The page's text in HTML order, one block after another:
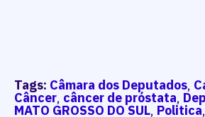
Tags: Câmara dos Deputados,
Câncer, câncer de próstata,
MATO GROSSO DO SUL, Politica,